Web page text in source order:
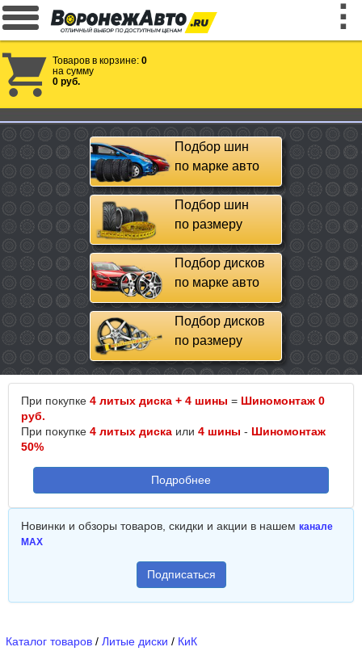
Товаров в корзине: 0
на сумму
0 руб.
Подбор шин
по марке авто
Подбор шин
по размеру
Подбор дисков
по марке авто
Подбор дисков
по размеру
При покупке 4 литых диска + 4 шины = Шиномонтаж 0
руб.
При покупке 4 литых диска или 4 шины - Шиномонтаж
50%
Подробнее
Новинки и обзоры товаров, скидки и акции в нашем канале
MAX
Подписаться
Каталог товаров / Литые диски / КиК